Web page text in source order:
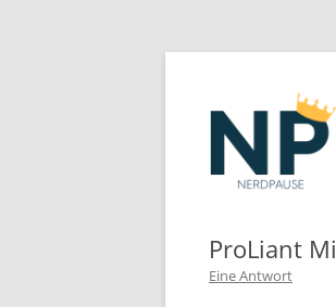
ProLiant
Eine Antwort